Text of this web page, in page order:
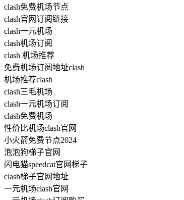
clash免费机场节点
clash官网订阅链接
clash一元机场
clash机场订阅
clash 机场推荐
免费机场订阅地址clash
机场推荐clash
clash三毛机场
clash一元机场订阅
clash免费机场
性价比机场clash官网
小火箭免费节点2024
泡泡狗梯子官网
闪电猫speedcat官网梯子
clash梯子官网地址
一元机场clash官网